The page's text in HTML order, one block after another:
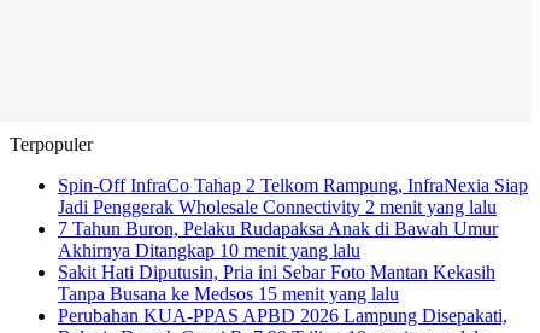
Terpopuler
Spin-Off InfraCo Tahap 2 Telkom Rampung, InfraNexia Siap
Jadi Penggerak Wholesale Connectivity 2 menit yang lalu
7 Tahun Buron, Pelaku Rudapaksa Anak di Bawah Umur
Akhirnya Ditangkap 10 menit yang lalu
Sakit Hati Diputusin, Pria ini Sebar Foto Mantan Kekasih
Tanpa Busana ke Medsos 15 menit yang lalu
Perubahan KUA-PPAS APBD 2026 Lampung Disepakati,